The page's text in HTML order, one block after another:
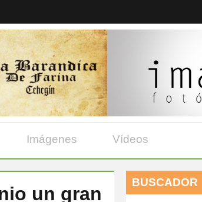
Imágenes Vídeos
un gran
BUSCADOR